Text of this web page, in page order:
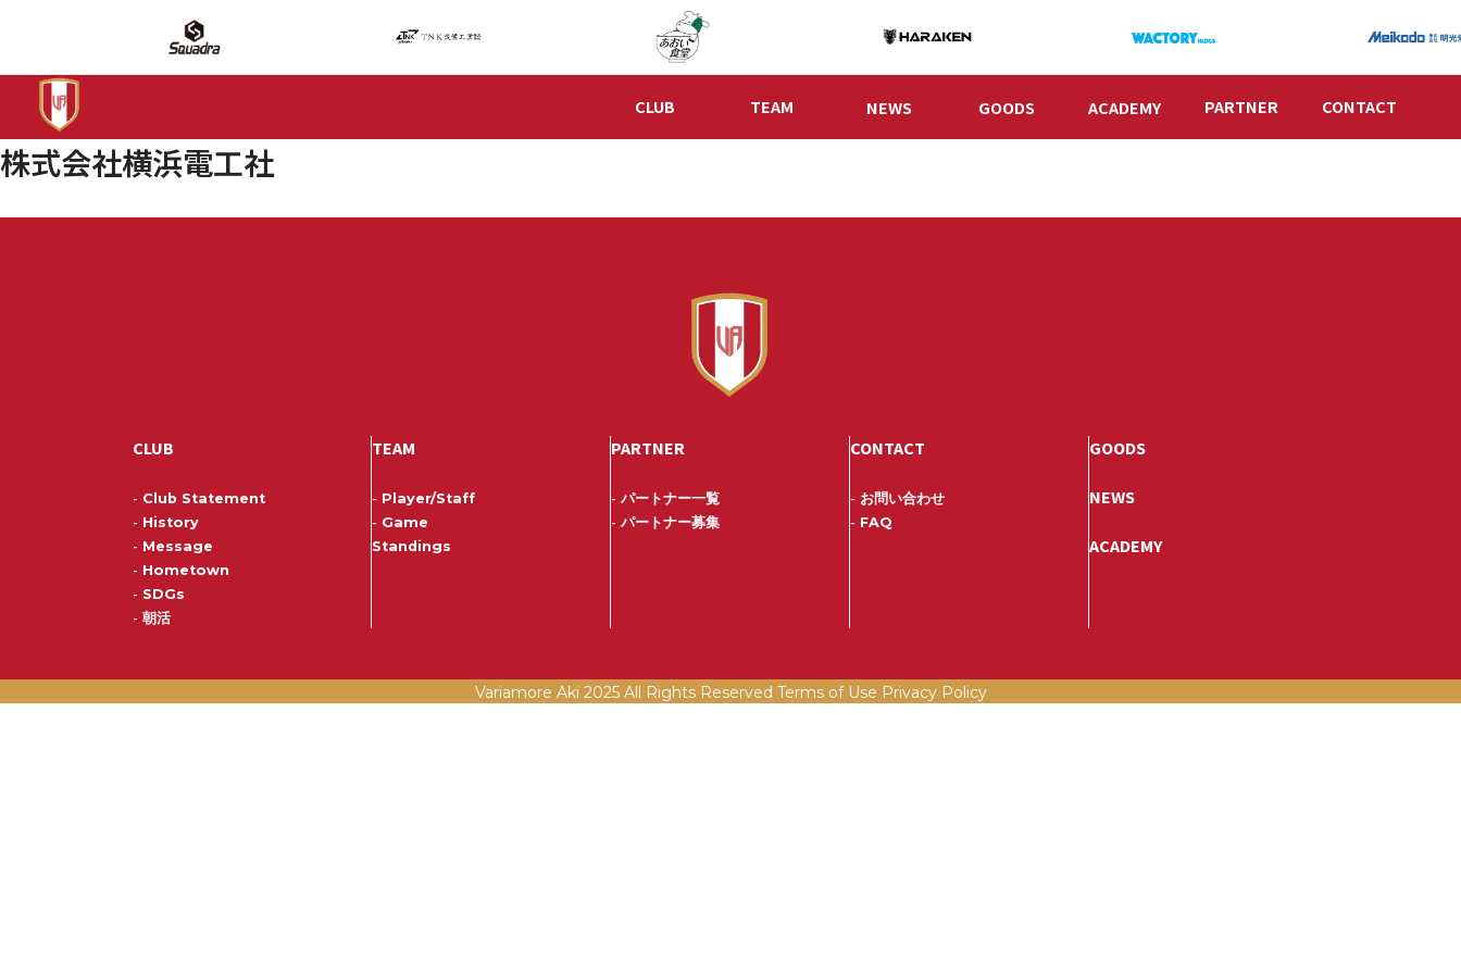
CLUB TEAM NEWS GOODS ACADEMY PARTNER CONTACT
株式会社横浜電工社
CLUB
- Club Statement
- History
- Message
- Hometown
- SDGs
- 朝活
TEAM
- Player/Staff
- Game
Standings
PARTNER
- パートナー一覧
- パートナー募集
CONTACT
- お問い合わせ
- FAQ
GOODS
NEWS
ACADEMY
Variamore Aki 2025 All Rights Reserved Terms of Use Privacy Policy